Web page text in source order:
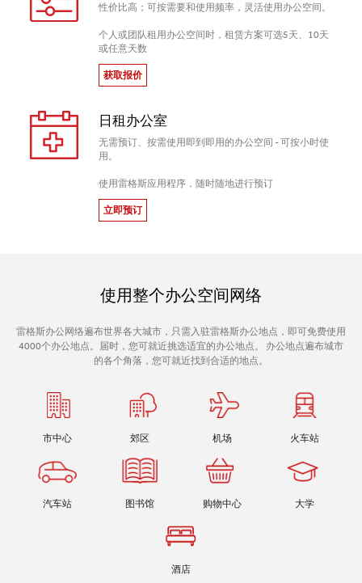
性价比高；可按需要和使用频率，灵活使用办公空间。
个人或团队租用办公空间时，租赁方案可选5天、10天
或任意天数
获取报价
日租办公室
无需预订、按需使用即到即用的办公空间 - 可按小时使
用。
使用雷格斯应用程序，随时随地进行预订
立即预订
使用整个办公空间网络
雷格斯办公网络遍布世界各大城市，只需入驻雷格斯办公地点，即可免费使用
4000个办公地点。届时，您可就近挑选适宜的办公地点。 办公地点遍布城市
的各个角落，您可就近找到合适的地点。
市中心 郊区 机场 火车站
汽车站 图书馆 购物中心 大学
酒店